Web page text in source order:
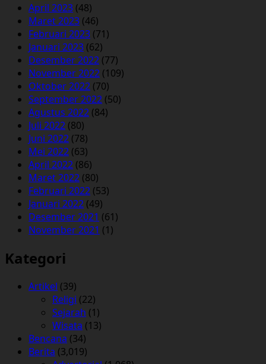
April 2023 (48)
Maret 2023 (46)
Februari 2023 (71)
Januari 2023 (62)
Desember 2022 (77)
November 2022 (109)
Oktober 2022 (70)
September 2022 (50)
Agustus 2022 (84)
Juli 2022 (80)
Juni 2022 (78)
Mei 2022 (63)
April 2022 (86)
Maret 2022 (80)
Februari 2022 (53)
Januari 2022 (49)
Desember 2021 (61)
November 2021 (1)
Kategori
Artikel (39)
Religi (22)
Sejarah (1)
Wisata (13)
Bencana (34)
Berita (3,019)